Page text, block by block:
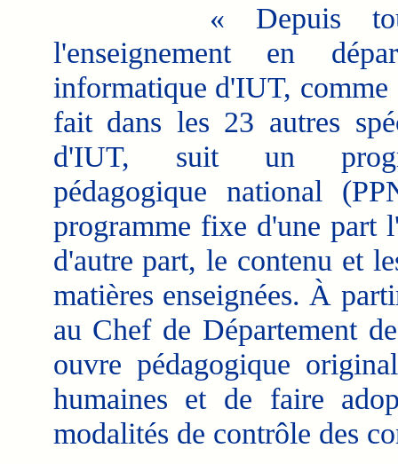
« Depuis
l'enseignement en
informatique d'IUT, comme
fait dans les 23 autres
d'IUT, suit un
pédagogique national
programme fixe d'une part
d'autre part, le contenu et
matières enseignées. À
au Chef de Département
ouvre pédagogique
humaines et de faire
modalités de contrôle des